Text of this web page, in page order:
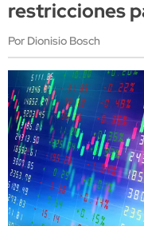
restricciones
Por Dionisio Bosch